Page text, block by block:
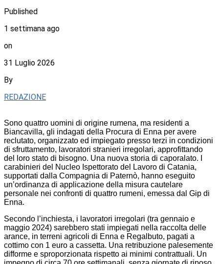
Published
1 settimana ago
on
31 Luglio 2026
By
REDAZIONE
Sono quattro uomini di origine rumena, ma residenti a
Biancavilla, gli indagati della Procura di Enna per avere
reclutato, organizzato ed impiegato presso terzi in condizioni
di sfruttamento, lavoratori stranieri irregolari, approfittando
del loro stato di bisogno. Una nuova storia di caporalato. I
carabinieri del Nucleo Ispettorato del Lavoro di Catania,
supportati dalla Compagnia di Paternò, hanno eseguito
un’ordinanza di applicazione della misura cautelare
personale nei confronti di quattro rumeni, emessa dal Gip di
Enna.
Secondo l’inchiesta, i lavoratori irregolari (tra gennaio e
maggio 2024) sarebbero stati impiegati nella raccolta delle
arance, in terreni agricoli di Enna e Regalbuto, pagati a
cottimo con 1 euro a cassetta. Una retribuzione palesemente
difforme e sproporzionata rispetto ai minimi contrattuali. Un